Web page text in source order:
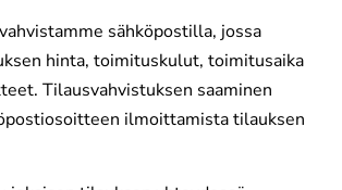
sähköpostilla, jossa
hinta, toimituskulut, toimitusaika
Tilausvahvistuksen saaminen
ilmoittamista tilauksen